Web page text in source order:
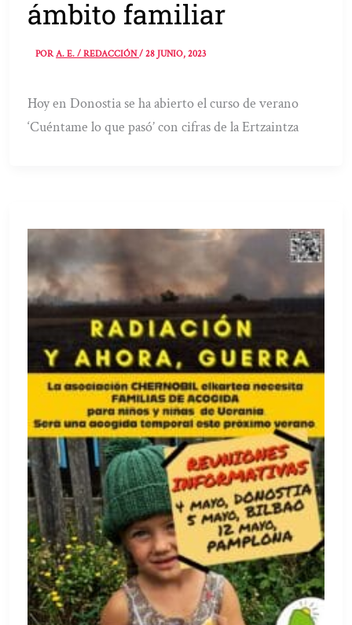
ámbito familiar
PORA. E. / REDACCIÓN/28 JUNIO, 2023
Hoy en Donostia se ha abierto el curso de verano
‘Cuéntame lo que pasó’ con cifras de la Ertzaintza